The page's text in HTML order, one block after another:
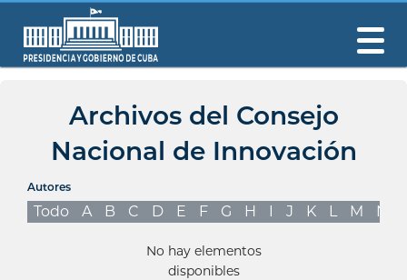
Archivos del Consejo
Nacional de Innovación
Autores
Todo A B C D E F G H I J K L M N
No hay elementos
disponibles